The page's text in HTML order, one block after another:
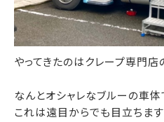
やってきたのはクレープ専門
なんとオシャレなブルーの車体
これは遠目からでも目立ちます